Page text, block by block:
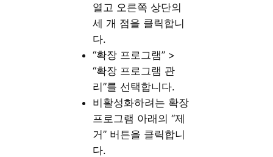
열고 오른쪽 상단의
세 개 점을 클릭합니
다.
“확장 프로그램” >
“확장 프로그램 관
리”를 선택합니다.
비활성화하려는 확장
프로그램 아래의 “제
거” 버튼을 클릭합니
다.